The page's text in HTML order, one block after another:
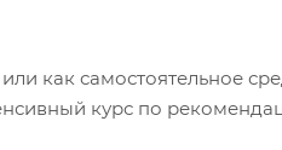
как самостоятельное
курс по